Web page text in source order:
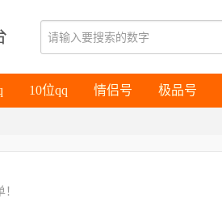
10位qq
10位qq
情侣号
情侣号
极品号
极品号